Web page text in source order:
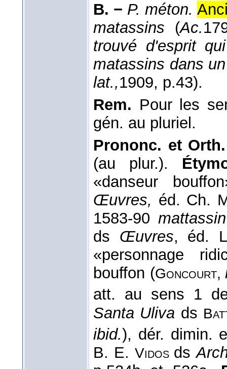
B. − P. méton.
matassins (Ac.
trouvé d'esprit
matassins dans
lat.,1909, p.43).
Rem. Pour les
gén. au pluriel.
Prononc. et
(au plur.).
«danseur
Œuvres, éd. Ch.
1583-90
ds Œuvres, éd.
«personnage
bouffon (Goncourt,
att. au sens 1
Santa Uliva ds
ibid.), dér. dimin.
B. E. Vidos ds